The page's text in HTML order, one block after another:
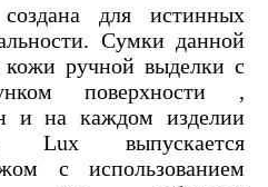
для истинных
Сумки данной
ручной выделки с
поверхности ,
и на каждом изделии
Lux выпускается
с использованием